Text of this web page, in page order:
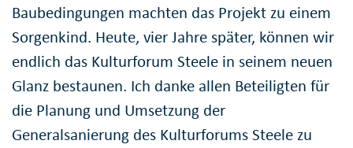
Baubedingungen machten das Projekt zu einem
Sorgenkind. Heute, vier Jahre später, können wir
endlich das Kulturforum Steele in seinem neuen
Glanz bestaunen. Ich danke allen Beteiligten für
die Planung und Umsetzung der
Generalsanierung des Kulturforums Steele zu